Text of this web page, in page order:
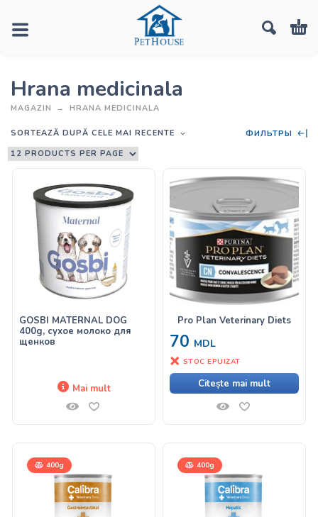
Hrana medicinala
MAGAZIN HRANA MEDICINALA
SORTEAZĂ DUPĂ CELE MAI RECENTE ФИЛЬТРЫ
GOSBI MATERNAL DOG
400g, сухое молоко для
щенков
Mai mult
Pro Plan Veterinary Diets
70 MDL
STOC EPUIZAT
Citește mai mult
400g 400g